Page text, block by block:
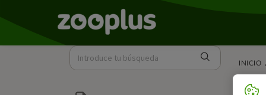
INICIO